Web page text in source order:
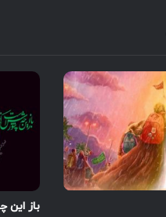
باز